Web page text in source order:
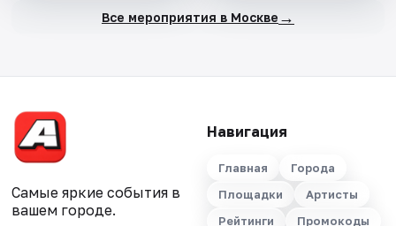
Все мероприятия в Москве →
Самые яркие события в
вашем городе.
Навигация
Главная
Города
Площадки
Артисты
Рейтинги
Промокоды